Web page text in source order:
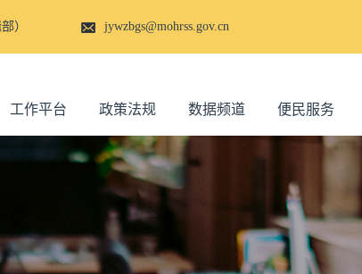
） jywzbgs@mohrss.gov.cn
工作平台 政策法规 数据频道 便民服务